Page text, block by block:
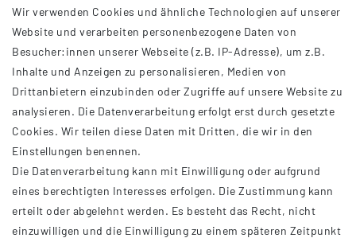
INFORMATIONEN
AGB
Impressum
Datenschutzerklärung
Widerrufsrecht
Wir verwenden Cookies und ähnliche Technologien auf unserer
Website und verarbeiten personenbezogene Daten von
Besucher:innen unserer Webseite (z.B. IP-Adresse), um z.B.
Inhalte und Anzeigen zu personalisieren, Medien von
Drittanbietern einzubinden oder Zugriffe auf unsere Website zu
analysieren. Die Datenverarbeitung erfolgt erst durch gesetzte
Cookies. Wir teilen diese Daten mit Dritten, die wir in den
Einstellungen benennen.
Die Datenverarbeitung kann mit Einwilligung oder aufgrund
eines berechtigten Interesses erfolgen. Die Zustimmung kann
erteilt oder abgelehnt werden. Es besteht das Recht, nicht
einzuwilligen und die Einwilligung zu einem späteren Zeitpunkt